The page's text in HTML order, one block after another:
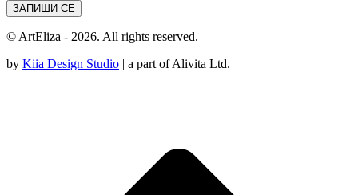
© ArtEliza - 2026. All rights reserved.
by Kiia Design Studio | a part of Alivita Ltd.